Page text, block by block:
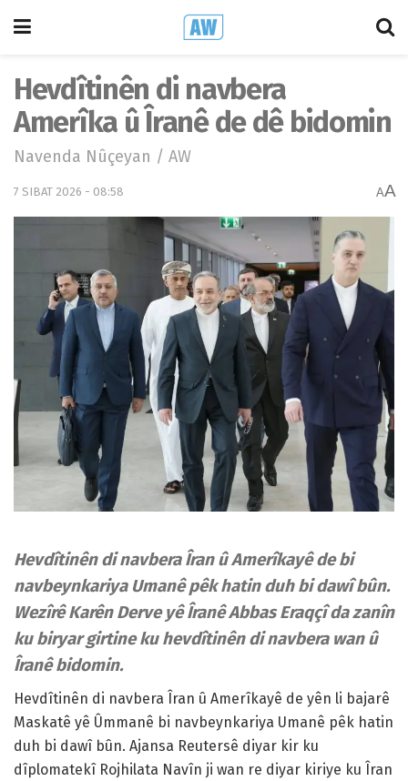
Hevdîtinên di navbera
Amerîka û Îranê de dê bidomin
Navenda Nûçeyan / AW
7 SIBAT 2026 - 08:58 AA
Hevdîtinên di navbera Îran û Amerîkayê de bi
navbeynkariya Umanê pêk hatin duh bi dawî bûn.
Wezîrê Karên Derve yê Îranê Abbas Eraqçî da zanîn
ku biryar girtine ku hevdîtinên di navbera wan û
Îranê bidomin.
Hevdîtinên di navbera Îran û Amerîkayê de yên li bajarê
Maskatê yê Ûmmanê bi navbeynkariya Umanê pêk hatin
duh bi dawî bûn. Ajansa Reutersê diyar kir ku
dîplomatekî Rojhilata Navîn ji wan re diyar kiriye ku Îran